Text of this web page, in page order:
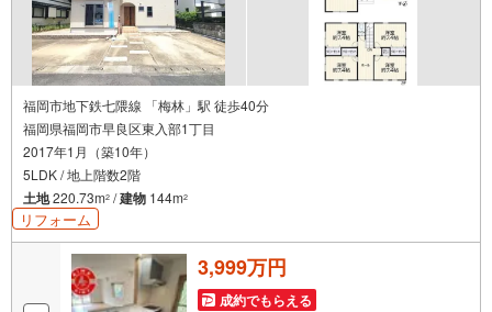
福岡市地下鉄七隈線 「梅林」駅 徒歩40分
福岡県福岡市早良区東入部1丁目
2017年1月（築10年）
5LDK / 地上階数2階
土地220.73m2 /建物 144m2
リフォーム
3,999万円
成約でもらえる